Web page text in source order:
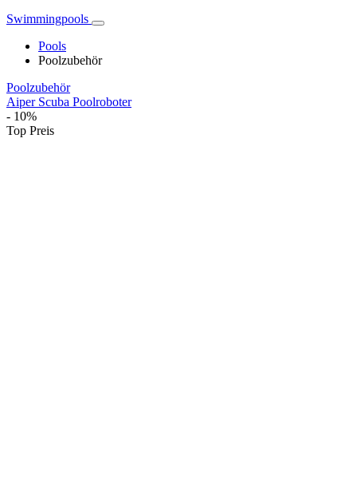
Swimmingpools
Pools
Poolzubehör
Poolzubehör
Aiper Scuba Poolroboter
- 10%
Top Preis